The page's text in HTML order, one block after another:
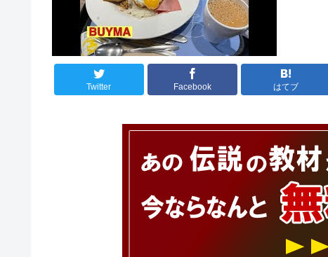
Twitter Facebook はてブ